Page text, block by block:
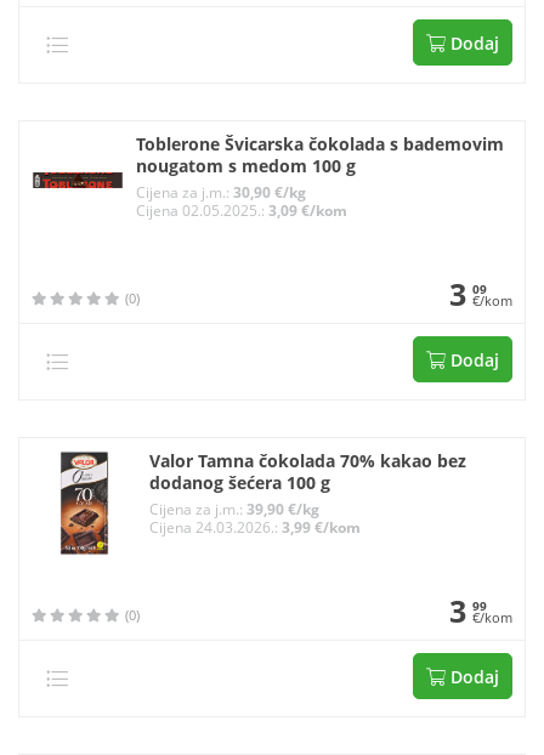
Dodaj
Toblerone Švicarska čokolada s bademovim
nougatom s medom 100 g
Cijena za j.m.:30,90 €/kg
Cijena 02.05.2025.:3,09 €/kom
(0) 3 09
€/kom
Dodaj
Valor Tamna čokolada 70% kakao bez
dodanog šećera 100 g
Cijena za j.m.: 39,90 €/kg
Cijena 24.03.2026.: 3,99 €/kom
(0) 3 99
€/kom
Dodaj